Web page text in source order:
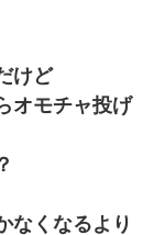
ら「志望校を変え
」夫「慰謝料
る」夫「」
旦那より稼いでる
けど
オモチャ投げ
なくなるより